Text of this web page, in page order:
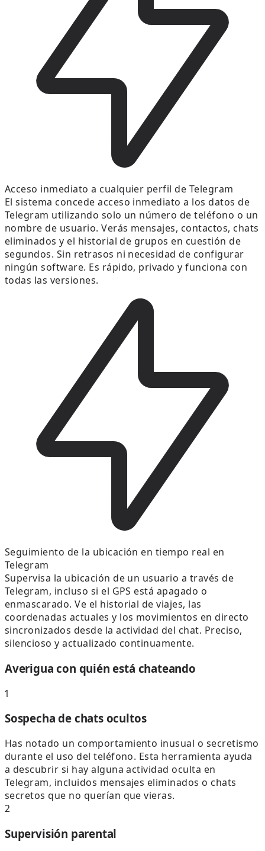
Acceso inmediato a cualquier perfil de Telegram
El sistema concede acceso inmediato a los datos de
Telegram utilizando solo un número de teléfono o un
nombre de usuario. Verás mensajes, contactos, chats
eliminados y el historial de grupos en cuestión de
segundos. Sin retrasos ni necesidad de configurar
ningún software. Es rápido, privado y funciona con
todas las versiones.
Seguimiento de la ubicación en tiempo real en
Telegram
Supervisa la ubicación de un usuario a través de
Telegram, incluso si el GPS está apagado o
enmascarado. Ve el historial de viajes, las
coordenadas actuales y los movimientos en directo
sincronizados desde la actividad del chat. Preciso,
silencioso y actualizado continuamente.
Averigua con quién está chateando
1
Sospecha de chats ocultos
Has notado un comportamiento inusual o secretismo
durante el uso del teléfono. Esta herramienta ayuda
a descubrir si hay alguna actividad oculta en
Telegram, incluidos mensajes eliminados o chats
secretos que no querían que vieras.
2
Supervisión parental